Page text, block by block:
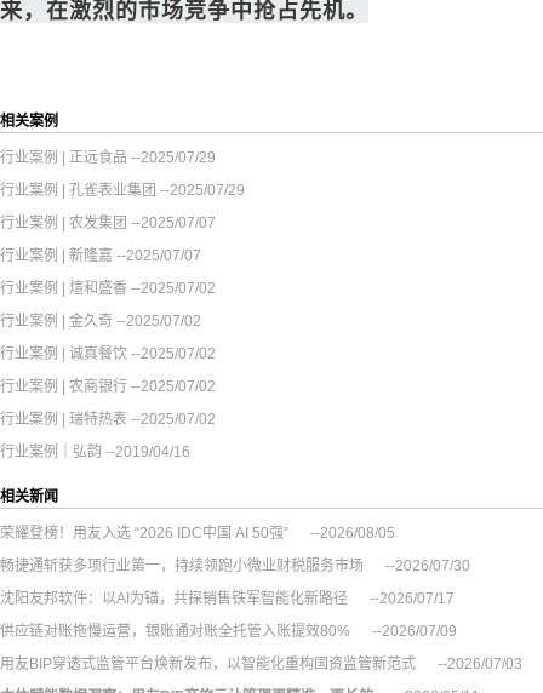
来，在激烈的市场竞争中抢占先机。
相关案例
行业案例 | 正远食品 --2025/07/29
行业案例 | 孔雀表业集团 --2025/07/29
行业案例 | 农发集团 --2025/07/07
行业案例 | 新隆嘉 --2025/07/07
行业案例 | 煊和盛香 --2025/07/02
行业案例 | 金久奇 --2025/07/02
行业案例 | 诚真餐饮 --2025/07/02
行业案例 | 农商银行 --2025/07/02
行业案例 | 瑞特热表 --2025/07/02
行业案例｜弘韵 --2019/04/16
相关新闻
荣耀登榜！用友入选 “2026 IDC中国 AI 50强”
--2026/08/05
畅捷通斩获多项行业第一，持续领跑小微业财税服务市场
--2026/07/30
沈阳友邦软件：以AI为锚，共探销售铁军智能化新路径
--2026/07/17
供应链对账拖慢运营，银账通对账全托管入账提效80%
--2026/07/09
用友BIP穿透式监管平台焕新发布，以智能化重构国资监管新范式
--2026/07/03